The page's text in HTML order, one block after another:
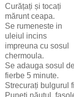
Curățați și tocați
mărunt ceapa.
Se rumeneste in
uleiul incins
impreuna cu sosul
chermoula.
Se adauga sosul
fierbe 5 minute.
Strecurați bulgurul
Puneți năutul,